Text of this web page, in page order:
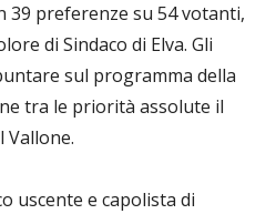
39 preferenze su 54 votanti,
di Sindaco di Elva. Gli
sul programma della
tra le priorità assolute il
Vallone.
uscente e capolista di